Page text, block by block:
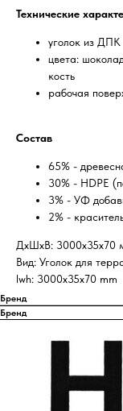
Технические
уголок из ДПК
цвета:
кость
рабочая
Состав
65% -
30% - HDPE
3% - УФ
2% -
ДxШxВ: 3000x35x70
Вид: Уголок для
lwh: 3000x35x70 mm
Бренд
Бренд